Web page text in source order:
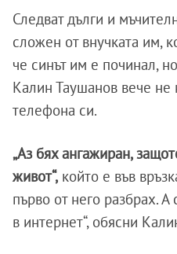
Следват дълги и
сложен от внучката им,
че синът им е починал,
Калин Таушанов вече не
телефона си.
„Аз бях ангажиран,
живот“, който е във
първо от него разбрах.
в интернет“, обясни